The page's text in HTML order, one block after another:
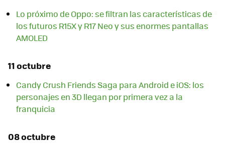
Lo próximo de Oppo: se filtran las características de
los futuros R15X y R17 Neo y sus enormes pantallas
AMOLED
11 octubre
Candy Crush Friends Saga para Android e iOS: los
personajes en 3D llegan por primera vez a la
franquicia
08 octubre